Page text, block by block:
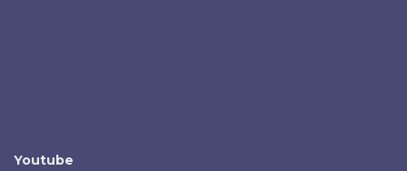
Youtube